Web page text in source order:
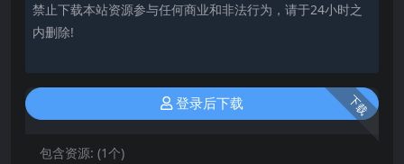
禁止下载本站资源参与任何商业和非法行为，请于24小时之
内删除!
下载
登录后下载
包含资源: (1个)